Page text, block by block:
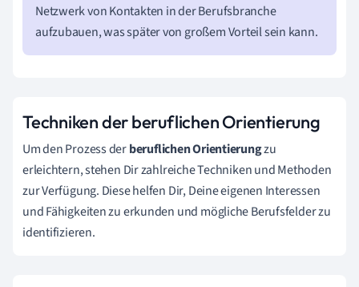
Netzwerk von Kontakten in der Berufsbranche
aufzubauen, was später von großem Vorteil sein kann.
Techniken der beruflichen Orientierung
Um den Prozess derberuflichen Orientierungzu
erleichtern, stehen Dir zahlreiche Techniken und Methoden
zur Verfügung. Diese helfen Dir, Deine eigenen Interessen
und Fähigkeiten zu erkunden und mögliche Berufsfelder zu
identifizieren.